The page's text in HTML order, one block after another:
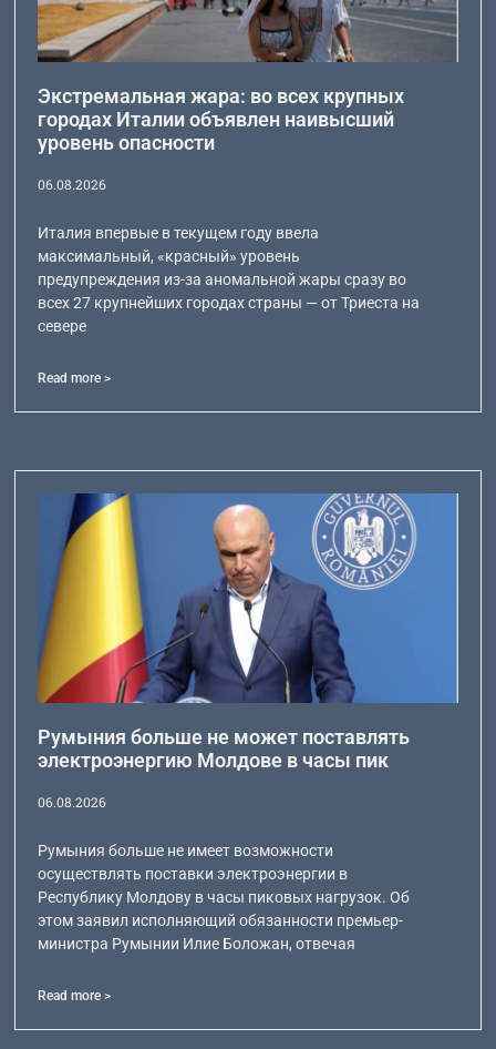
Экстремальная жара: во всех крупных
городах Италии объявлен наивысший
уровень опасности
06.08.2026
Италия впервые в текущем году ввела
максимальный, «красный» уровень
предупреждения из-за аномальной жары сразу во
всех 27 крупнейших городах страны — от Триеста на
севере
Read more >
Румыния больше не может поставлять
электроэнергию Молдове в часы пик
06.08.2026
Румыния больше не имеет возможности
осуществлять поставки электроэнергии в
Республику Молдову в часы пиковых нагрузок. Об
этом заявил исполняющий обязанности премьер-
министра Румынии Илие Боложан, отвечая
Read more >